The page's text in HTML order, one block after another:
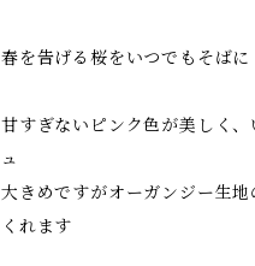
春を告げる桜をいつでもそばに
甘すぎないピンク色が美しく
ュ
大きめですがオーガンジー生
くれます